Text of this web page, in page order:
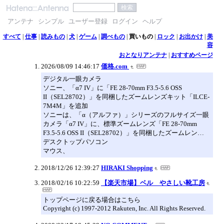
アンテナ シンプル ユーザー登録 ログイン ヘルプ
すべて | 仕事| 読みもの| 犬| ゲーム| 調べもの| 買いもの| ロック | お出かけ| 美
容
おとなりアンテナ| おすすめページ
2026/08/09 14:46:17 価格.com
デジタル一眼カメラ
ソニー、「α7 IV」に「FE 28-70mm F3.5-5.6 OSS
II（SEL28702）」を同梱したズームレンズキット「ILCE-
7M4M」を追加
ソニーは、「α（アルファ）」シリーズのフルサイズ一眼
カメラ「α7 IV」に、標準ズームレンズ「FE 28-70mm
F3.5-5.6 OSS II（SEL28702）」を同梱したズームレン…
デスクトップパソコン
マウス、
2018/12/26 12:39:27 HIRAKI Shopping
2018/02/16 10:22:59 【楽天市場】ベル やさしい靴工房
トップページに戻る場合はこちら
Copyright (c) 1997-2012 Rakuten, Inc. All Rights Reserved.